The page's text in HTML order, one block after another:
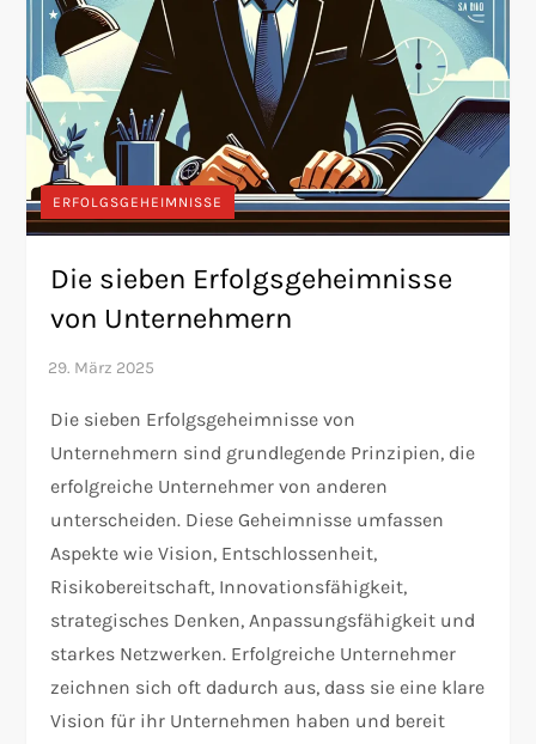
ERFOLGSGEHEIMNISSE
Die sieben Erfolgsgeheimnisse
von Unternehmern
Die sieben Erfolgsgeheimnisse von
Unternehmern sind grundlegende Prinzipien, die
erfolgreiche Unternehmer von anderen
unterscheiden. Diese Geheimnisse umfassen
Aspekte wie Vision, Entschlossenheit,
Risikobereitschaft, Innovationsfähigkeit,
strategisches Denken, Anpassungsfähigkeit und
starkes Netzwerken. Erfolgreiche Unternehmer
zeichnen sich oft dadurch aus, dass sie eine klare
Vision für ihr Unternehmen haben und bereit